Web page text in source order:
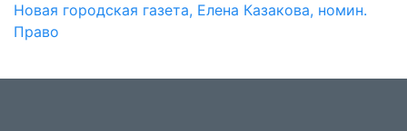
Новая городская газета, Елена Казакова, номин.
Право